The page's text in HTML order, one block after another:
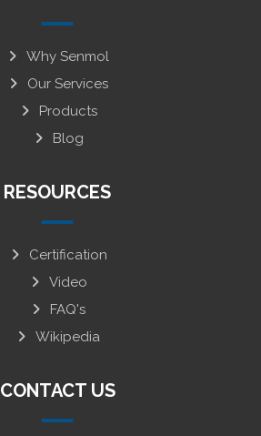
Why Senmol
Our Services
Products
Blog
RESOURCES
Certification
Video
FAQ's
Wikipedia
CONTACT US